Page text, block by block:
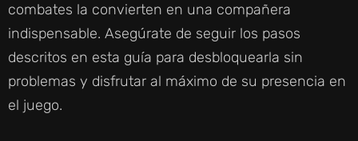
combates la convierten en una compañera
indispensable. Asegúrate de seguir los pasos
descritos en esta guía para desbloquearla sin
problemas y disfrutar al máximo de su presencia en
el juego.